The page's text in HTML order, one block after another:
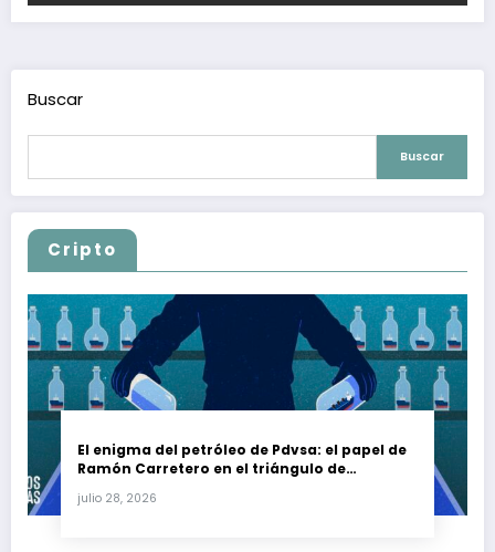
Buscar
Buscar
Cripto
El enigma del petróleo de Pdvsa: el papel de
Ramón Carretero en el triángulo de
julio 28, 2026